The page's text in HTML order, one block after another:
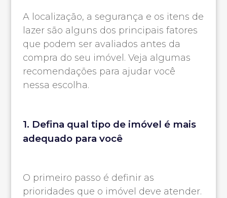
A localização, a segurança e os itens de
lazer são alguns dos principais fatores
que podem ser avaliados antes da
compra do seu imóvel. Veja algumas
recomendações para ajudar você
nessa escolha.
1. Defina qual tipo de imóvel é mais
adequado para você
O primeiro passo é definir as
prioridades que o imóvel deve atender.